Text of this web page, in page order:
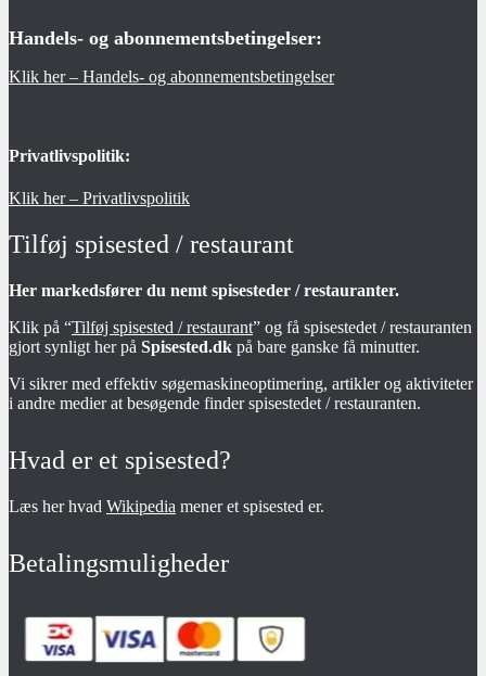
Handels- og abonnementsbetingelser:
Klik her – Handels- og abonnementsbetingelser
Privatlivspolitik:
Klik her – Privatlivspolitik
Tilføj spisested / restaurant
Her markedsfører du nemt spisesteder / restauranter.
Klik på “Tilføj spisested / restaurant” og få spisestedet / restauranten
gjort synligt her på Spisested.dk på bare ganske få minutter.
Vi sikrer med effektiv søgemaskineoptimering, artikler og aktiviteter
i andre medier at besøgende finder spisestedet / restauranten.
Hvad er et spisested?
Læs her hvad Wikipedia mener et spisested er.
Betalingsmuligheder